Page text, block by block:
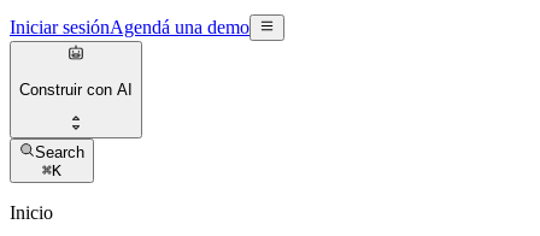
Iniciar sesiónAgendá una demo
Construir con AI
Search
⌘K
Inicio